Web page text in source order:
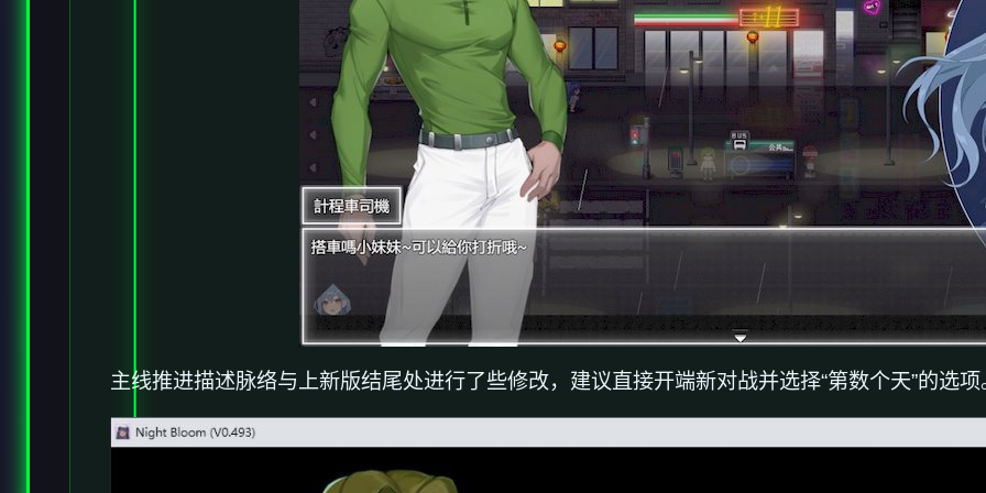
主线推进描述脉络与上新版结尾处进行了些修改，建议直接开端新对战并选择“第数个天”的选项